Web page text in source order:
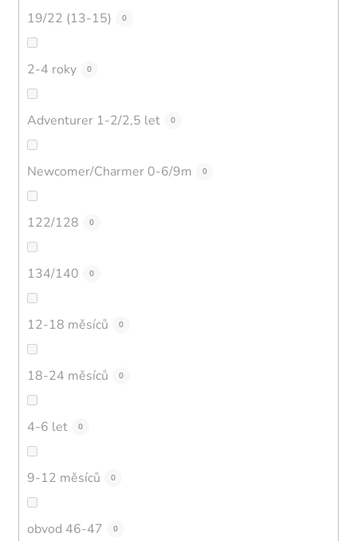
19/22 (13-15) 0
2-4 roky 0
Adventurer 1-2/2,5 let 0
Newcomer/Charmer 0-6/9m 0
122/128 0
134/140 0
12-18 měsíců 0
18-24 měsíců 0
4-6 let 0
9-12 měsíců 0
obvod 46-47 0